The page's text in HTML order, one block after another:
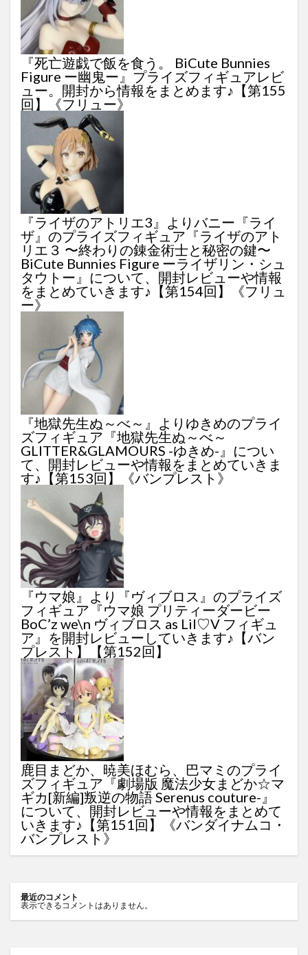
『死亡遊戯で飯を食う。 BiCute Bunnies
Figure ー幽鬼ー』プライズフィギュアレビ
ュー。開封から情報をまとめます♪【第155
回】《フリュー》
『ライザのアトリエ3』よりバニー『ライ
ザ』のプライズフィギュア『ライザのアト
リエ３ 〜終わりの錬金術士と秘密の鍵〜
BiCute Bunnies Figure ーライザリン・シュ
タウトー』について、開封レビューや情報
をまとめていきます♪【第154回】《フリュ
ー》
『地獄先生ぬ～べ～』よりゆきめのプライ
ズフィギュア『地獄先生ぬ～べ～
GLITTER&GLAMOURS -ゆきめ-』につい
て、開封レビューや情報をまとめていきま
す♪【第153回】《バンプレスト》
『ウマ娘』より『ヴィブロス』のプライズ
フィギュア『ウマ娘 プリティーダービー
BoC’z we\n ヴィブロス as Lil♡V フィギュ
ア』を開封レビューしていきます♪【バン
プレスト】【第152回】
鹿目まどか、暁美ほむら、巴マミのプライ
ズフィギュア『劇場版 魔法少女まどか☆マ
ギカ[新編]叛逆の物語 Serenus couture-』
について、開封レビューや情報をまとめて
いきます♪【第151回】《バンダイナムコ・
バンプレスト》
最近のコメント
表示できるコメントはありません。